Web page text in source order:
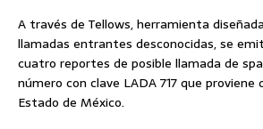
A través de Tellows, herramienta
llamadas entrantes desconocidas, se
cuatro reportes de posible llamada de
número con clave LADA 717 que proviene
Estado de México.